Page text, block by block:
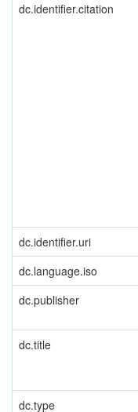
dc.identifier.citation
dc.identifier.uri
dc.language.iso
dc.publisher
dc.title
dc.type